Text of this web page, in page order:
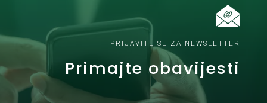
PRIJAVITE SE ZA NEWSLETTER
Primajte obavijesti